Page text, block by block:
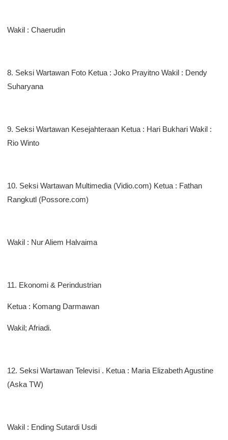
Wakil : Chaerudin
8. Seksi Wartawan Foto Ketua : Joko Prayitno Wakil : Dendy
Suharyana
9. Seksi Wartawan Kesejahteraan Ketua : Hari Bukhari Wakil :
Rio Winto
10. Seksi Wartawan Multimedia (Vidio.com) Ketua : Fathan
Rangkutl (Possore.com)
Wakil : Nur Aliem Halvaima
11. Ekonomi & Perindustrian
Ketua : Komang Darmawan
Wakil; Afriadi.
12. Seksi Wartawan Televisi . Ketua : Maria Elizabeth Agustine
(Aska TW)
Wakil : Ending Sutardi Usdi